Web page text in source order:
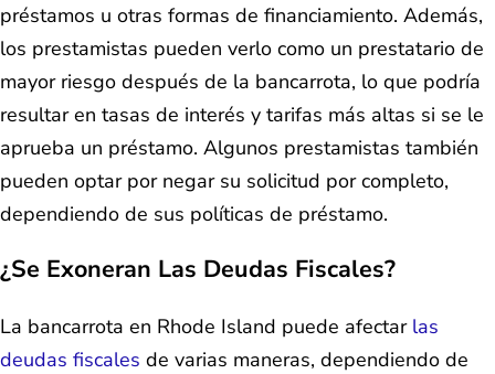
préstamos u otras formas de financiamiento. Además,
los prestamistas pueden verlo como un prestatario de
mayor riesgo después de la bancarrota, lo que podría
resultar en tasas de interés y tarifas más altas si se le
aprueba un préstamo. Algunos prestamistas también
pueden optar por negar su solicitud por completo,
dependiendo de sus políticas de préstamo.
¿Se Exoneran Las Deudas Fiscales?
La bancarrota en Rhode Island puede afectar las
deudas fiscales de varias maneras, dependiendo de